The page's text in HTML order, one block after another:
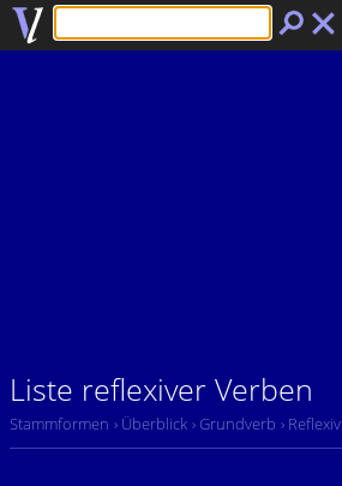
Liste reflexiver Verben
Stammformen › Überblick › Grundverb › Reflexiv